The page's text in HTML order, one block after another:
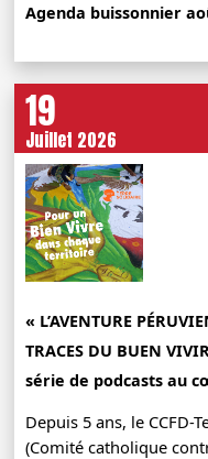
Agenda buissonnier
19
Juillet 2026
« L’AVENTURE
TRACES DU BUEN
série de podcasts au
Depuis 5 ans, le CCFD-
(Comité catholique